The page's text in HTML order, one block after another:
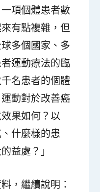
項個體患者數
有點複雜，但
多個國家、多
運動療法的臨
名患者的個體
動對於改善癌
果如何？以
什麼樣的患
益處？」
，繼續說明：